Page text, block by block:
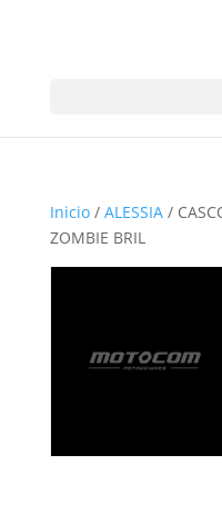
Inicio/ ALESSIA/
ZOMBIE BRIL